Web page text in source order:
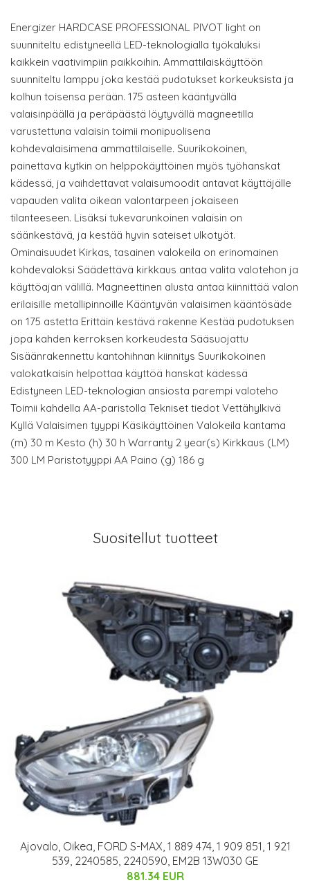
Energizer HARDCASE PROFESSIONAL PIVOT light on
suunniteltu edistyneellä LED-teknologialla työkaluksi
kaikkein vaativimpiin paikkoihin. Ammattilaiskäyttöön
suunniteltu lamppu joka kestää pudotukset korkeuksista ja
kolhun toisensa perään. 175 asteen kääntyvällä
valaisinpäällä ja peräpäästä löytyvällä magneetilla
varustettuna valaisin toimii monipuolisena
kohdevalaisimena ammattilaiselle. Suurikokoinen,
painettava kytkin on helppokäyttöinen myös työhanskat
kädessä, ja vaihdettavat valaisumoodit antavat käyttäjälle
vapauden valita oikean valontarpeen jokaiseen
tilanteeseen. Lisäksi tukevarunkoinen valaisin on
säänkestävä, ja kestää hyvin sateiset ulkotyöt.
Ominaisuudet Kirkas, tasainen valokeila on erinomainen
kohdevaloksi Säädettävä kirkkaus antaa valita valotehon ja
käyttöajan välillä. Magneettinen alusta antaa kiinnittää valon
erilaisille metallipinnoille Kääntyvän valaisimen kääntösäde
on 175 astetta Erittäin kestävä rakenne Kestää pudotuksen
jopa kahden kerroksen korkeudesta Sääsuojattu
Sisäänrakennettu kantohihnan kiinnitys Suurikokoinen
valokatkaisin helpottaa käyttöä hanskat kädessä
Edistyneen LED-teknologian ansiosta parempi valoteho
Toimii kahdella AA-paristolla Tekniset tiedot Vettähylkivä
Kyllä Valaisimen tyyppi Käsikäyttöinen Valokeila kantama
(m) 30 m Kesto (h) 30 h Warranty 2 year(s) Kirkkaus (LM)
300 LM Paristotyyppi AA Paino (g) 186 g
Suositellut tuotteet
Ajovalo, Oikea, FORD S-MAX, 1 889 474, 1 909 851, 1 921
539, 2240585, 2240590, EM2B 13W030 GE
881.34 EUR